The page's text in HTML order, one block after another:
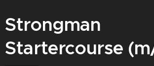
Strongman
Startercourse